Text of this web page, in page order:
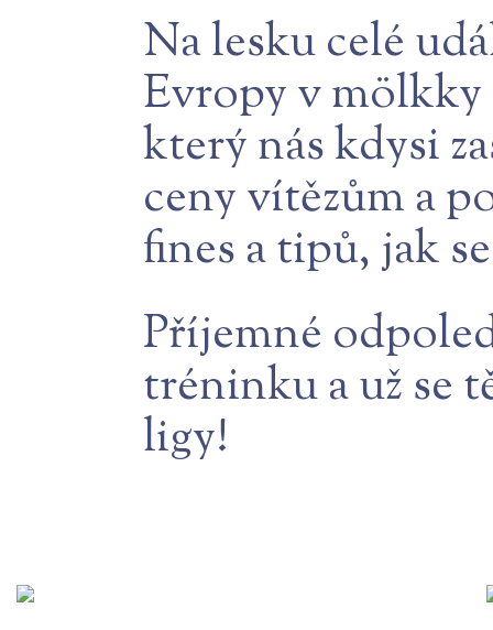
Na lesku celé
Evropy v
který nás kdysi
ceny vítězům a
fines a tipů, jak
Příjemné
tréninku a už se
ligy!